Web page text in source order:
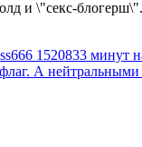
и \"секс-
1520833 минут
флаг. А